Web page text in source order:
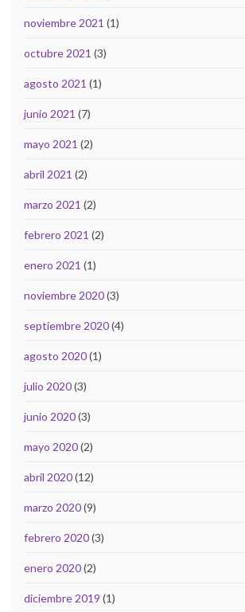
noviembre 2021 (1)
octubre 2021 (3)
agosto 2021 (1)
junio 2021 (7)
mayo 2021 (2)
abril 2021 (2)
marzo 2021 (2)
febrero 2021 (2)
enero 2021 (1)
noviembre 2020(3)
septiembre 2020(4)
agosto 2020(1)
julio 2020(3)
junio 2020(3)
mayo 2020(2)
abril 2020(12)
marzo 2020(9)
febrero 2020(3)
enero 2020(2)
diciembre 2019 (1)